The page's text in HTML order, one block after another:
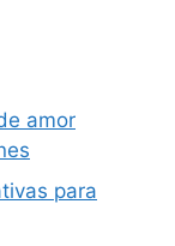
amor
para